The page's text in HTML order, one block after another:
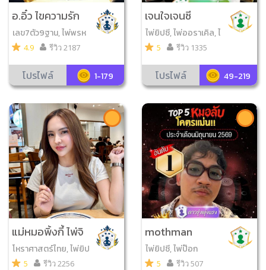
อ.อิ๋ว ไขความรัก
เลข7ตัว9ฐาน, ไพ่พรห
มญาณ, กราฟชีวิต
4.9 รีวิว 2187
โปรไฟล์ 1-179
เจนใจเจนซี
ไพ่ยิปซี, ไพ่ออราเคิล, ไ
พ่ป๊อก
5 รีวิว 1335
โปรไฟล์ 49-219
แม่หมอพิ้งกี้ ไพ่จิ
ตสัมผัส
โหราศาสตร์ไทย, ไพ่ยิป
ซี, วิเคราะห์เบอร์มือถือ,
5 รีวิว 2256
mothman
ไพ่ยิปซี, ไพ่ป๊อก
5 รีวิว 507